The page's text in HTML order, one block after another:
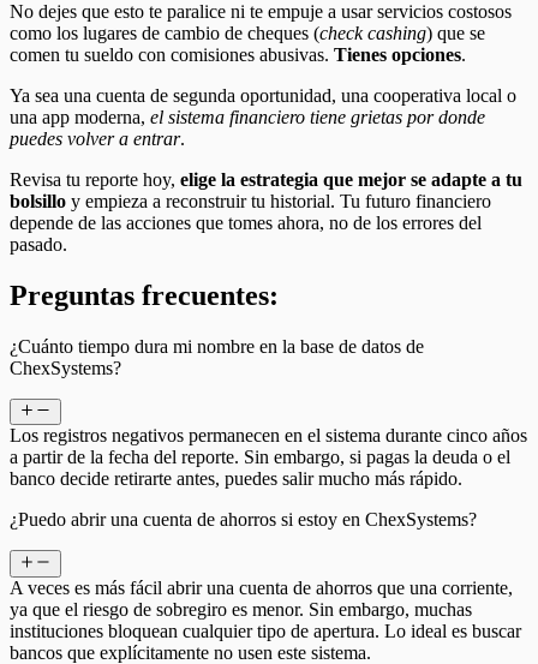
No dejes que esto te paralice ni te empuje a usar servicios costosos
como los lugares de cambio de cheques (check cashing) que se
comen tu sueldo con comisiones abusivas. Tienes opciones.
Ya sea una cuenta de segunda oportunidad, una cooperativa local o
una app moderna, el sistema financiero tiene grietas por donde
puedes volver a entrar.
Revisa tu reporte hoy, elige la estrategia que mejor se adapte a tu
bolsillo y empieza a reconstruir tu historial. Tu futuro financiero
depende de las acciones que tomes ahora, no de los errores del
pasado.
Preguntas frecuentes:
¿Cuánto tiempo dura mi nombre en la base de datos de
ChexSystems?
Los registros negativos permanecen en el sistema durante cinco años
a partir de la fecha del reporte. Sin embargo, si pagas la deuda o el
banco decide retirarte antes, puedes salir mucho más rápido.
¿Puedo abrir una cuenta de ahorros si estoy en ChexSystems?
A veces es más fácil abrir una cuenta de ahorros que una corriente,
ya que el riesgo de sobregiro es menor. Sin embargo, muchas
instituciones bloquean cualquier tipo de apertura. Lo ideal es buscar
bancos que explícitamente no usen este sistema.